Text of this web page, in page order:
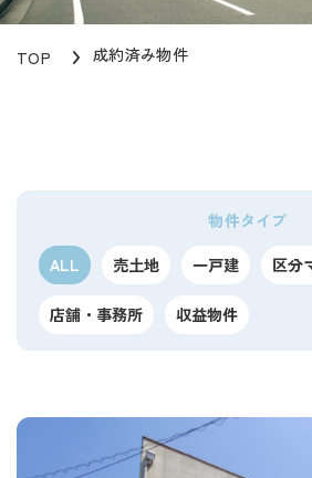
TOP 成約済み物件
物件タイプ
ALL
売土地 一戸建 区分
店舗・事務所 収益物件